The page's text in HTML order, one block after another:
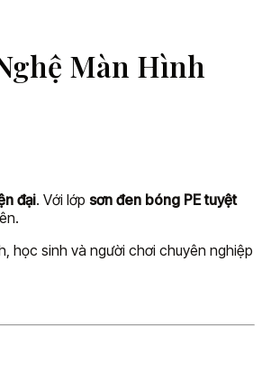
Màn Hình
đại. Với lớp sơn đen bóng PE tuyệt
học sinh và người chơi chuyên nghiệp